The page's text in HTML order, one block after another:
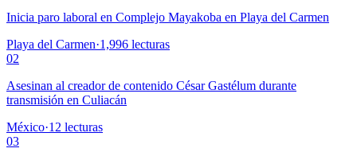
Inicia paro laboral en Complejo Mayakoba en Playa del Carmen
Playa del Carmen·1,996 lecturas
02
Asesinan al creador de contenido César Gastélum durante
transmisión en Culiacán
México·12 lecturas
03